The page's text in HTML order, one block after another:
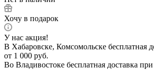
Хочу в подарок
У нас акция!
В Хабаровске, Комсомольске бесплатная
от 1 000 руб.
Во Владивостоке бесплатная доставка при